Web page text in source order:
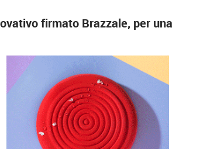
firmato Brazzale, per una